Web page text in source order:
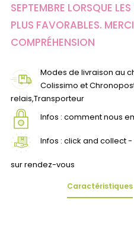
SEPTEMBRE LORSQUE
PLUS FAVORABLES.
COMPRÉHENSION
Modes de livraison au
Colissimo et
relais,Transporteur
Infos : comment nous
Infos : click and collect
sur rendez-vous
Caractéristiques